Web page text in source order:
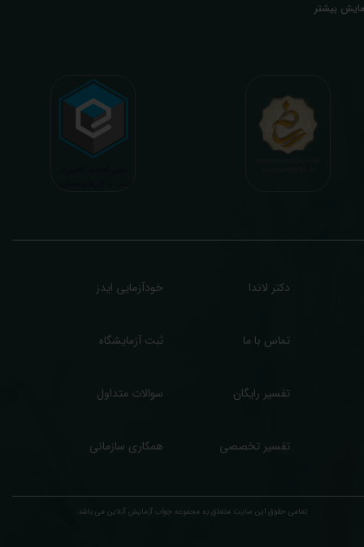
تمامی حقوق این سایت متعلق به مجموعه ​جواب آزمایش آنلاین می باشد.
با تایید و مهر پزشک متخصص) میباشد. رسالت ما در تفسیر، استخراج حداکثر
بیمه ها، افزایش تمایل افراد به انجام آزمایش (با دریافت اطلاعاتی دقیقتر، کاربردی، قابل
و شخصی سازی شده) میگردد. تا درنهایت به جامعه ای سالم تر برای تبدیل شدن به
پیشرفته (دیر و زود داره سوخت و سوز نداره...) برسیم. قابل ذکر است که جواب
آنلاین به نتایج هیچ یک از کاربران بصورت مستقیم دسترسی ندارد و موارد تفسیر نیز
با درخواست و ارسال خود کاربر انجام میگیرد و ما تابع اصول اخلاق پزشکی و حرفه ای
بیشتر
دکتر لاندا
تفسیر تخصصی
تفسیر رایگان
خودآزمایی ایدز
ثبت آزمایشگاه تماس با ما
سوالات متداول
همکاری سازمانی